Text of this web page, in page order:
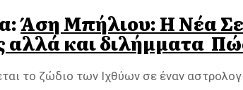
Άση Μπήλιου: Η Νέα
και διλήμματα
το ζώδιο των Ιχθύων σε έναν